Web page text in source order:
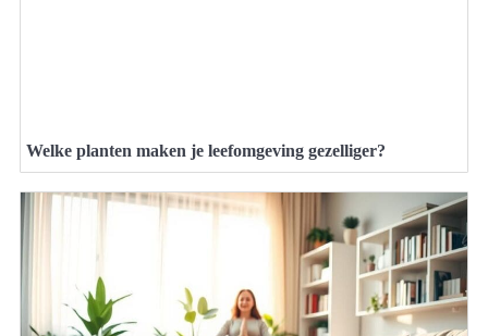
Welke planten maken je leefomgeving gezelliger?